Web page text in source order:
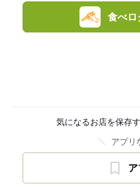
食べロ
気になるお店を保存
アプリ